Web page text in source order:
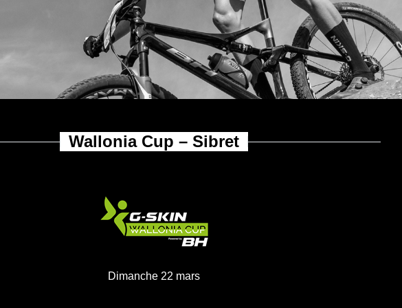
Cup &
Challenge
Wallonia Cup – Sibret
Dimanche 22 mars